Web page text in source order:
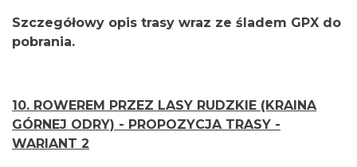
Szczegółowy opis trasy wraz ze śladem GPX do
pobrania.
10. ROWEREM PRZEZ LASY RUDZKIE (KRAINA
GÓRNEJ ODRY) - PROPOZYCJA TRASY -
WARIANT 2